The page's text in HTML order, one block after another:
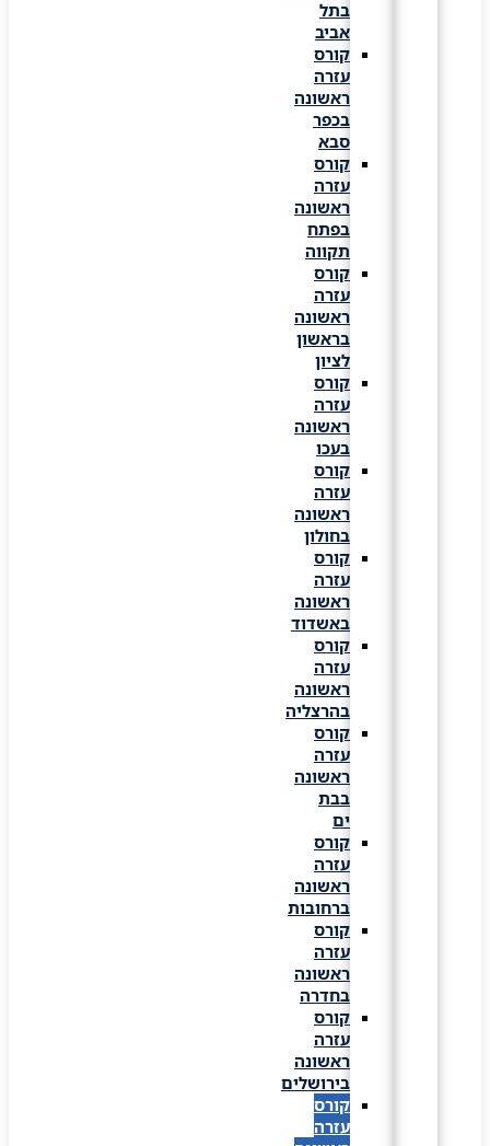
קורס
עזרה
ראשונה
בכפר
קורס
עזרה
ראשונה
בפתח
תקווה
קורס
עזרה
ראשונה
בראשון
קורס
עזרה
ראשונה
קורס
עזרה
ראשונה
בחולון
קורס
עזרה
ראשונה
באשדוד
קורס
עזרה
ראשונה
בהרצליה
קורס
עזרה
ראשונה
קורס
עזרה
ראשונה
ברחובות
קורס
עזרה
ראשונה
בחדרה
קורס
עזרה
ראשונה
בירושלים
קורס
עזרה